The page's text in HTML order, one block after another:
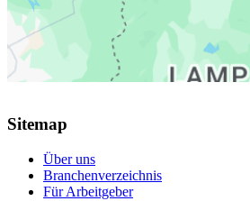
Sitemap
Über uns
Branchenverzeichnis
Für Arbeitgeber